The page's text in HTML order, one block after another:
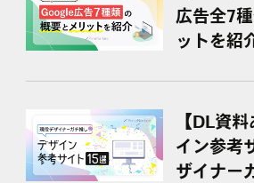
広告全7
ットを紹
【DL資
イン参考
ザイナー